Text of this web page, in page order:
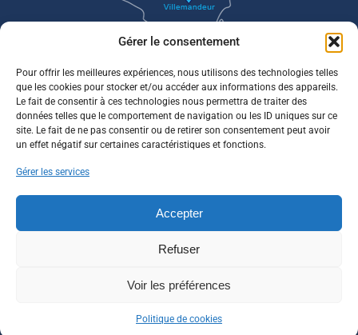
Gérer le consentement
Pour offrir les meilleures expériences, nous utilisons des technologies telles
que les cookies pour stocker et/ou accéder aux informations des appareils.
Le fait de consentir à ces technologies nous permettra de traiter des
données telles que le comportement de navigation ou les ID uniques sur ce
site. Le fait de ne pas consentir ou de retirer son consentement peut avoir
un effet négatif sur certaines caractéristiques et fonctions.
Gérer les services
Accepter
Refuser
Voir les préférences
Politique de cookies
©2021 MAIRIE de VILLEMANDEUR tous droits réservés.